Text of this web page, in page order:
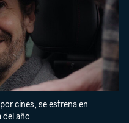
cines, se estrena en
del año